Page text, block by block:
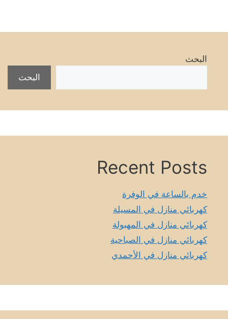
البحث
البحث
Recent Posts
خدم بالساعة في الوفرة
كهربائي منازل في المسيلة
كهربائي منازل في المهبولة
كهربائي منازل في الصباحية
كهربائي منازل في الأحمدي